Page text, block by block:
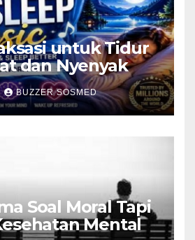
untuk Tidur
dan Nyenyak
BUZZER SOSMED
Soal Moral Tapi
Mental